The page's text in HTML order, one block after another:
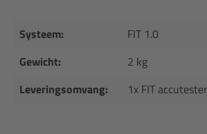
Systeem:
FIT 1.0
Gewicht:
2 kg
Leveringsomvang:
1x FIT accutester